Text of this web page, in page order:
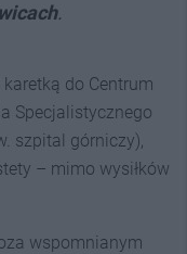
.
do Centrum
Specjalistycznego
szpital górniczy),
– mimo wysiłków
wspomnianym